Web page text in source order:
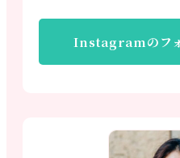
Instagramのフ